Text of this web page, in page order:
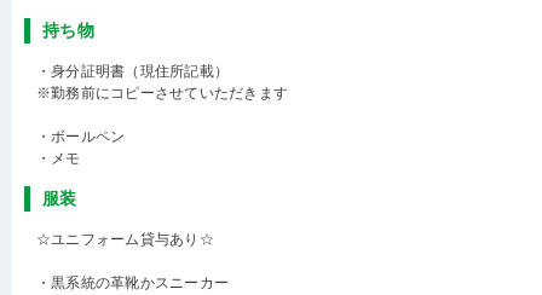
持ち物
・身分証明書（現住所記載）
※勤務前にコピーさせていただきます
・ボールペン
・メモ
服装
☆ユニフォーム貸与あり☆
・黒系統の革靴かスニーカー